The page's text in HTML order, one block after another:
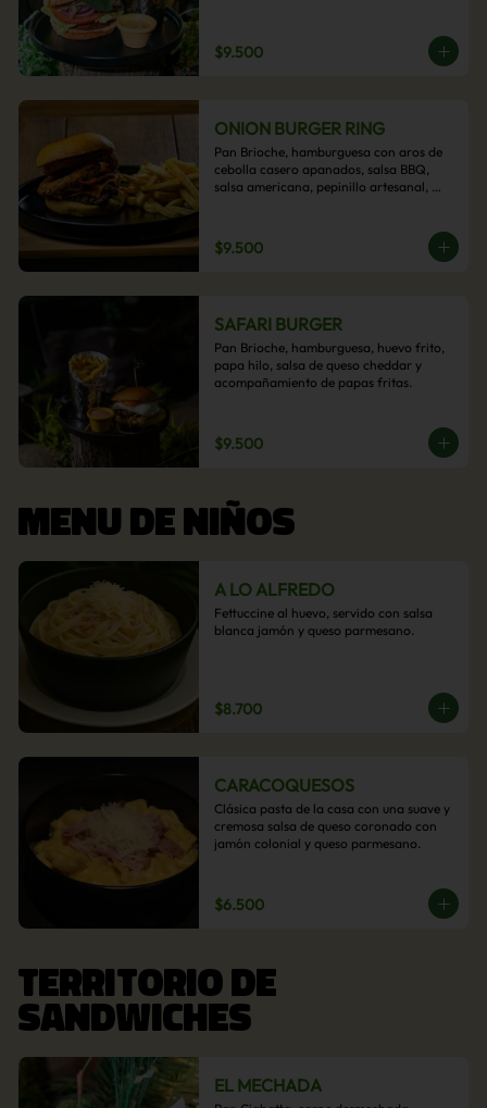
$9.500
ONION BURGER RING
Pan Brioche, hamburguesa con aros de
cebolla casero apanados, salsa BBQ,
salsa americana, pepinillo artesanal,
papas fritas.
$9.500
SAFARI BURGER
Pan Brioche, hamburguesa, huevo frito,
papa hilo, salsa de queso cheddar y
acompañamiento de papas fritas.
$9.500
MENU DE NIÑOS
A LO ALFREDO
Fettuccine al huevo, servido con salsa
blanca jamón y queso parmesano.
$8.700
CARACOQUESOS
Clásica pasta de la casa con una suave y
cremosa salsa de queso coronado con
jamón colonial y queso parmesano.
$6.500
TERRITORIO DE
SANDWICHES
EL MECHADA